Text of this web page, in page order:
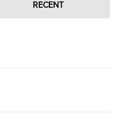
RECENT